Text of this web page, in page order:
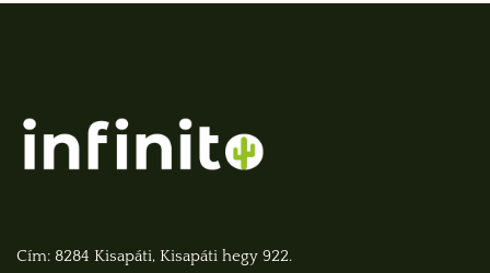
Cím: 8284 Kisapáti, Kisapáti hegy 922.